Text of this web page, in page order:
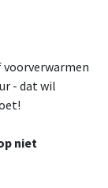
voorverwarmen
- dat wil
niet